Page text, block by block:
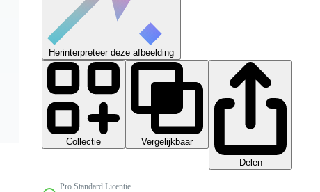
Herinterpreteer deze afbeelding
Collectie
Vergelijkbaar
Delen
Pro Standard Licentie